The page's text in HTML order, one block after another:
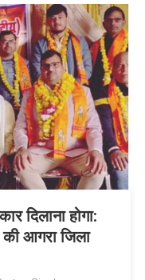
दिलाना होगा:
की आगरा जिला